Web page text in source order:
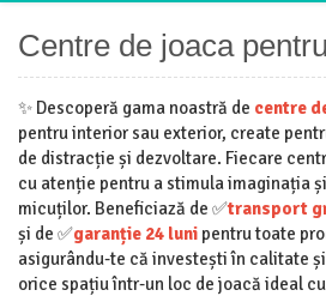
Centre de joaca
✨ Descoperă gama noastră de centre
pentru interior sau exterior, create
de distracție și dezvoltare. Fiecare
cu atenție pentru a stimula imaginația
micuților. Beneficiază de ✅transport
și de ✅garanție 24 luni pentru toate
asigurându-te că investești în calitate
orice spațiu într-un loc de joacă ideal